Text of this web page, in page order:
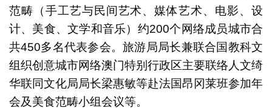
范畴（手工艺与民间艺术、媒体艺术、电影、设
计、美食、文学和音乐）约200个网络成员城市合
共450多名代表参会。旅游局局长兼联合国教科文
组织创意城市网络澳门特别行政区主要联络人文绮
华联同文化局局长梁惠敏等赴法国昂冈莱班参加年
会及美食范畴小组会议等。